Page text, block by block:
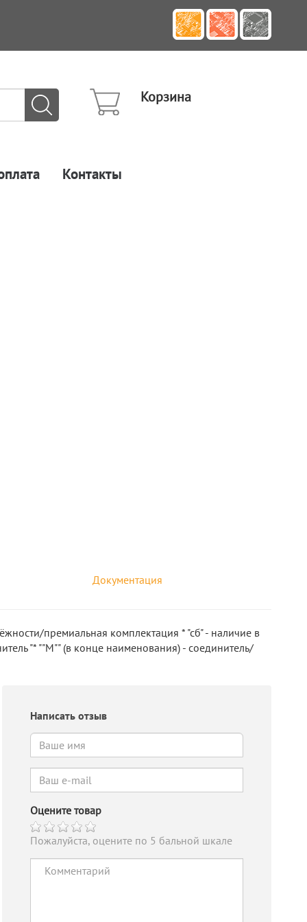
Корзина
Контакты
Документация
премиальная комплектация * "сб" - наличие в
"* ""М"" (в конце наименования) - соединитель/
Написать отзыв
Оцените товар
Пожалуйста, оцените по 5 бальной шкале